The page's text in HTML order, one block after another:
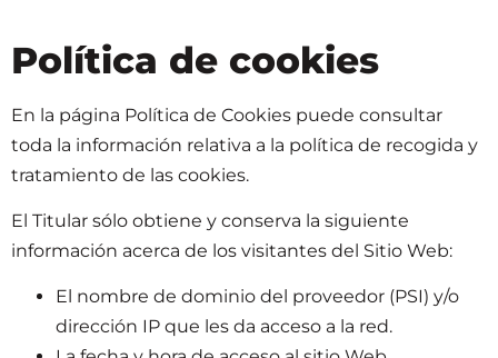
Política de cookies
En la página Política de Cookies puede consultar
toda la información relativa a la política de recogida y
tratamiento de las cookies.
El Titular sólo obtiene y conserva la siguiente
información acerca de los visitantes del Sitio Web:
El nombre de dominio del proveedor (PSI) y/o
dirección IP que les da acceso a la red.